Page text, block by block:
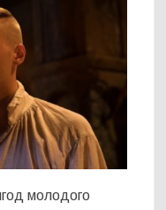
молодого